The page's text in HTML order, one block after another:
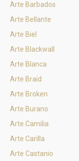
Arte Barbados
Arte Bellante
Arte Biel
Arte Blackwall
Arte Blanca
Arte Braid
Arte Broken
Arte Burano
Arte Camilia
Arte Carilla
Arte Castanio